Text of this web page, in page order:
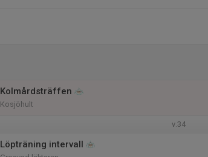
Kolmårdsträffen
Kosjöhult
v.34
Löpträning intervall